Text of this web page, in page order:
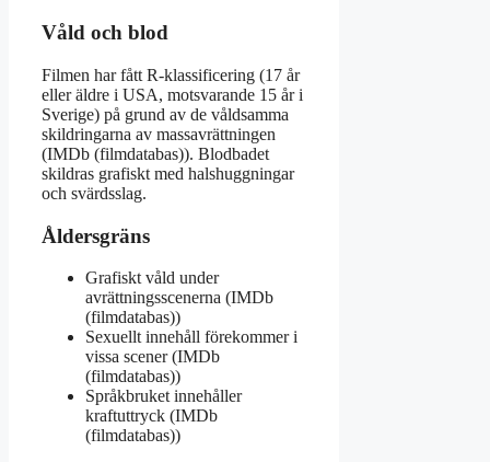
Våld och blod
Filmen har fått R-klassificering (17 år
eller äldre i USA, motsvarande 15 år i
Sverige) på grund av de våldsamma
skildringarna av massavrättningen
(IMDb (filmdatabas)). Blodbadet
skildras grafiskt med halshuggningar
och svärdsslag.
Åldersgräns
Grafiskt våld under
avrättningsscenerna (IMDb
(filmdatabas))
Sexuellt innehåll förekommer i
vissa scener (IMDb
(filmdatabas))
Språkbruket innehåller
kraftuttryck (IMDb
(filmdatabas))